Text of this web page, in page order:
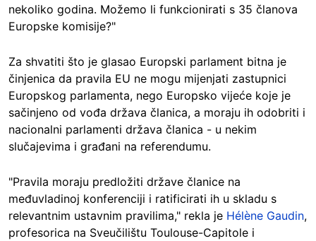
nekoliko godina. Možemo li funkcionirati s 35 članova
Europske komisije?"
Za shvatiti što je glasao Europski parlament bitna je
činjenica da pravila EU ne mogu mijenjati zastupnici
Europskog parlamenta, nego Europsko vijeće koje je
sačinjeno od vođa država članica, a moraju ih odobriti i
nacionalni parlamenti država članica - u nekim
slučajevima i građani na referendumu.
"Pravila moraju predložiti države članice na
međuvladinoj konferenciji i ratificirati ih u skladu s
relevantnim ustavnim pravilima," rekla je Hélène Gaudin,
profesorica na Sveučilištu Toulouse-Capitole i